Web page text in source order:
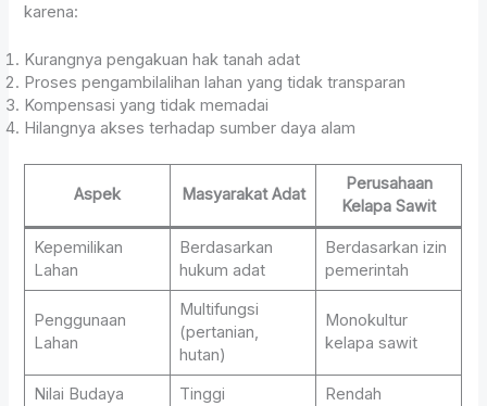
karena:
Kurangnya pengakuan hak tanah adat
Proses pengambilalihan lahan yang tidak transparan
Kompensasi yang tidak memadai
Hilangnya akses terhadap sumber daya alam
Aspek Masyarakat Adat
Perusahaan
Kelapa Sawit
Kepemilikan
Lahan
Berdasarkan
hukum adat
Berdasarkan izin
pemerintah
Penggunaan
Lahan
Multifungsi
(pertanian,
hutan)
Monokultur
kelapa sawit
Nilai Budaya Tinggi Rendah